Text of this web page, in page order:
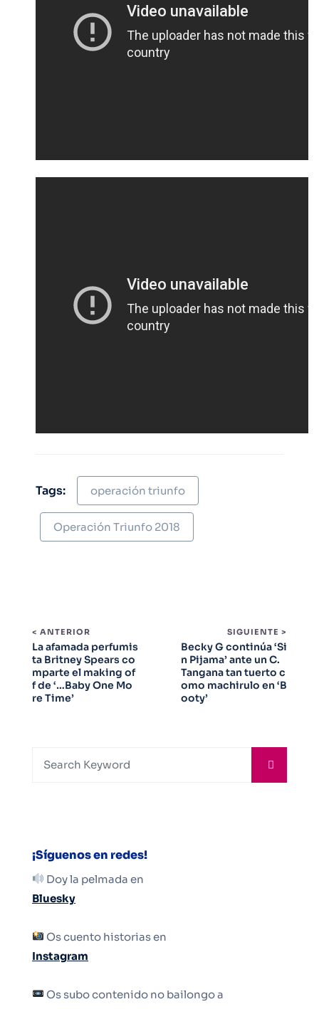
Tags: operación triunfo
Operación Triunfo 2018
< ANTERIOR
La afamada perfumis
ta Britney Spears co
mparte el making of
f de ‘…Baby One Mo
re Time’
SIGUIENTE >
Becky G continúa ‘Si
n Pijama’ ante un C.
Tangana tan tuerto c
omo machirulo en ‘B
ooty’
¡Síguenos en redes!
Doy la pelmada en
Bluesky
Os cuento historias en
Instagram
Os subo contenido no bailongo a